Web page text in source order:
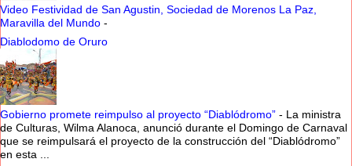
Video Festividad de San Agustin, Sociedad de Morenos La Paz,
Maravilla del Mundo -
Diablodomo de Oruro
Gobierno promete reimpulso al proyecto “Diablódromo” - La ministra
de Culturas, Wilma Alanoca, anunció durante el Domingo de Carnaval
que se reimpulsará el proyecto de la construcción del “Diablódromo”
en esta ...